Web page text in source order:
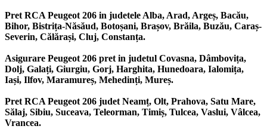
Pret RCA Peugeot 206 in judetele Alba, Arad, Argeș, Bacău,
Bihor, Bistrița-Năsăud, Botoșani, Brașov, Brăila, Buzău, Caraș-
Severin, Călărași, Cluj, Constanța.
Asigurare Peugeot 206 pret in judetul Covasna, Dâmbovița,
Dolj, Galați, Giurgiu, Gorj, Harghita, Hunedoara, Ialomița,
Iași, Ilfov, Maramureș, Mehedinți, Mureș.
Pret RCA Peugeot 206 judet Neamț, Olt, Prahova, Satu Mare,
Sălaj, Sibiu, Suceava, Teleorman, Timiș, Tulcea, Vaslui, Vâlcea,
Vrancea.